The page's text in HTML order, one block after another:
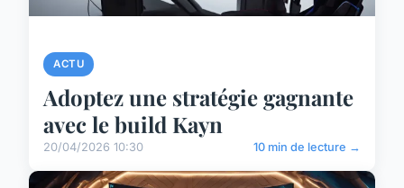
ACTU
Adoptez une stratégie gagnante
avec le build Kayn
20/04/2026 10:30 10 min de lecture →